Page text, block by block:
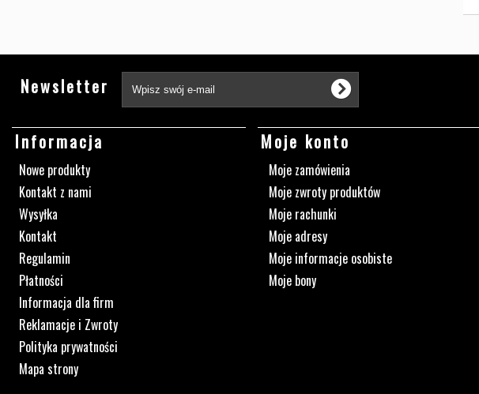
Newsletter
Informacja
Nowe produkty
Kontakt z nami
Wysyłka
Kontakt
Regulamin
Płatności
Informacja dla firm
Reklamacje i Zwroty
Polityka prywatności
Mapa strony
Moje konto
Moje zamówienia
Moje zwroty produktów
Moje rachunki
Moje adresy
Moje informacje osobiste
Moje bony